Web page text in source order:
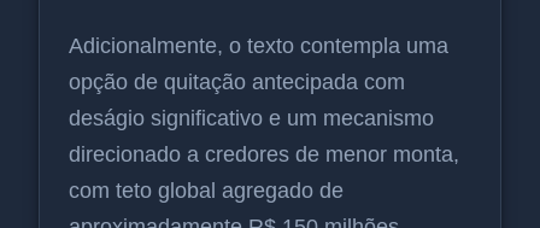
Adicionalmente, o texto contempla uma
opção de quitação antecipada com
deságio significativo e um mecanismo
direcionado a credores de menor monta,
com teto global agregado de